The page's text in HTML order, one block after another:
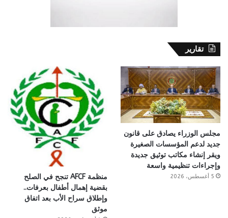
تقارير
مجلس الوزراء يصادق على قانون
جديد لدعم المؤسسات الصغيرة
ويقر إنشاء مكاتب توثيق جديدة
وإجراءات تنظيمية واسعة
5 أغسطس، 2026
منظمة AFCF تنجح في الصلح
بقضية إهمال أطفال بعرفات..
وإطلاق سراح الأب بعد اتفاق
موثق